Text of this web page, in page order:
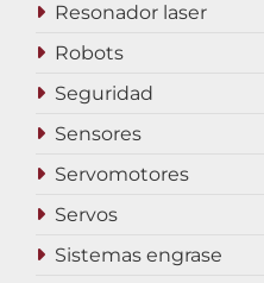
Resonador laser
Robots
Seguridad
Sensores
Servomotores
Servos
Sistemas engrase